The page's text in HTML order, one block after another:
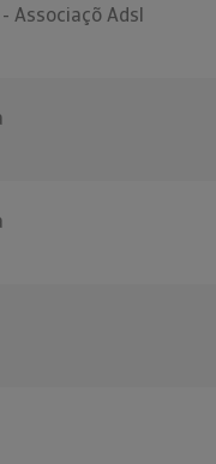
Associaçõ Adsl